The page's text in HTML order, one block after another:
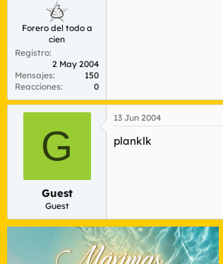
Forero del todo a
cien
Registro
2 May 2004
Mensajes
150
Reacciones
0
G
Guest
Guest
13 Jun 2004
planklk